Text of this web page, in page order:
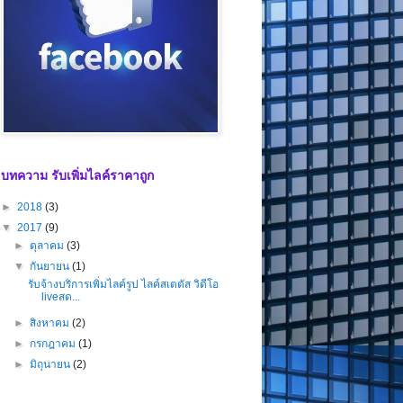
บทความ รับเพิ่มไลค์ราคาถูก
► 2018 (3)
▼ 2017 (9)
►ตุลาคม(3)
▼ กันยายน(1)
รับจ้างบริการเพิ่มไลค์รูป ไลค์สเตตัส วิดีโอ
liveสด...
►สิงหาคม(2)
► กรกฎาคม(1)
►มิถุนายน(2)